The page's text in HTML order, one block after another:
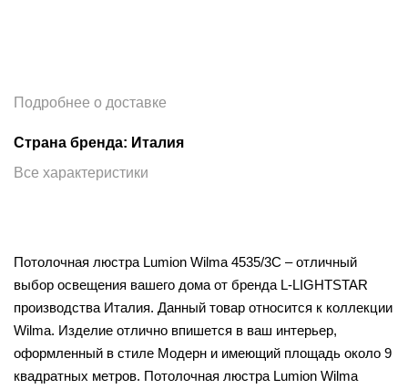
Подробнее о доставке
Страна бренда: Италия
Все характеристики
Потолочная люстра Lumion Wilma 4535/3C – отличный
выбор освещения вашего дома от бренда L-LIGHTSTAR
производства Италия. Данный товар относится к коллекции
Wilma. Изделие отлично впишется в ваш интерьер,
оформленный в стиле Модерн и имеющий площадь около 9
квадратных метров. Потолочная люстра Lumion Wilma